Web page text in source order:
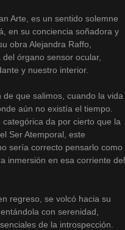
Arte, es un sentido solemne
en su conciencia soñadora y
obra Alejandra Raffo,
órgano sensor ocular,
y nuestro interior.
que salimos, cuando la vida
aún no existía el tiempo.
da por cierto que la
Ser Atemporal, este
sería correcto pensarlo como
inmersión en esa corriente del
regreso, se volcó hacia su
con serenidad,
de la introspección.